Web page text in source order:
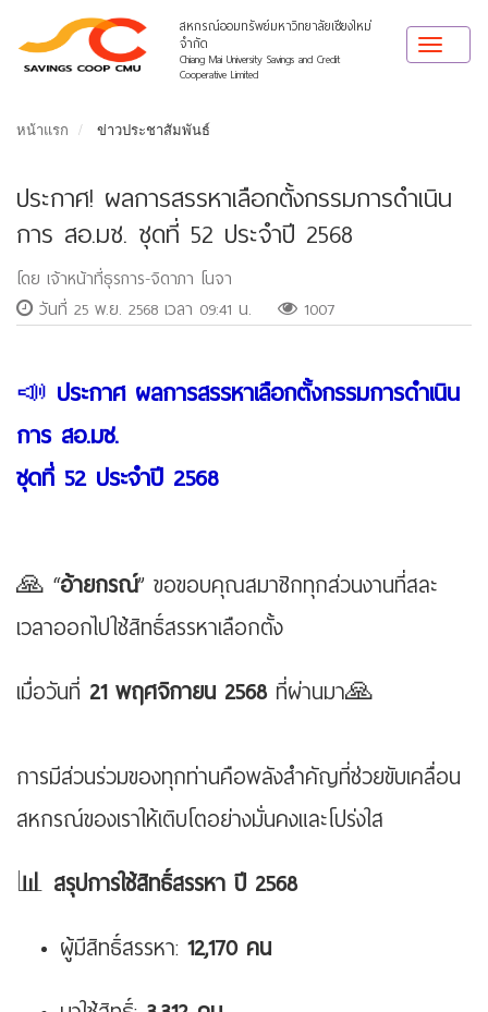
สหกรณ์ออมทรัพย์มหาวิทยาลัยเชียงใหม่
จำกัด
Chiang Mai University Savings and Credit
Cooperative Limited
Toggle
หน้าแรก ข่าวประชาสัมพันธ์
ประกาศ! ผลการสรรหาเลือกตั้งกรรมการดำเนิน
การ สอ.มช. ชุดที่ 52 ประจำปี 2568
โดย เจ้าหน้าที่ธุรการ-จิดาภา โนจา
วันที่ 25 พ.ย. 2568 เวลา 09:41 น.
1007
📣 ประกาศ ผลการสรรหาเลือกตั้งกรรมการดำเนิน
การ สอ.มช.
ชุดที่ 52 ประจำปี 2568
🙏 “อ้ายกรณ์” ขอขอบคุณสมาชิกทุกส่วนงานที่สละ
เวลาออกไปใช้สิทธิ์สรรหาเลือกตั้ง
เมื่อวันที่ 21 พฤศจิกายน 2568ที่ผ่านมา🙏
การมีส่วนร่วมของทุกท่านคือพลังสำคัญที่ช่วยขับเคลื่อน
สหกรณ์ของเราให้เติบโตอย่างมั่นคงและโปร่งใส
📊 สรุปการใช้สิทธิ์สรรหา ปี 2568
ผู้มีสิทธิ์สรรหา: 12,170 คน